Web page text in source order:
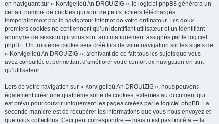
en naviguant sur « Korvigelloù An DROUIZIG », le logiciel phpBB génèrera un
certain nombre de cookies qui sont de petits fichiers téléchargés
temporairement par le navigateur internet de votre ordinateur. Les deux
premiers cookies ne contiennent qu’un identifiant utilisateur et un identifiant
anonyme de session qui vous sont automatiquement assignés par le logiciel
phpBB. Un troisième cookie sera créé lors de votre navigation sur les sujets de
« Korvigelloù An DROUIZIG », archivant de ce fait tous les sujets que vous
avez consultés et permettant d’améliorer votre confort de navigation en tant
qu’utilisateur.
Lors de votre navigation sur « Korvigelloù An DROUIZIG », nous pouvons
également créer une quatrième sorte de cookies, externes au document qui
est prévu pour couvrir uniquement les pages créées par le logiciel phpBB. La
seconde manière est de récupérer les informations que vous nous envoyez et
que nous collectons. Ceci peut correspondre — mais n’est pas limité à — la